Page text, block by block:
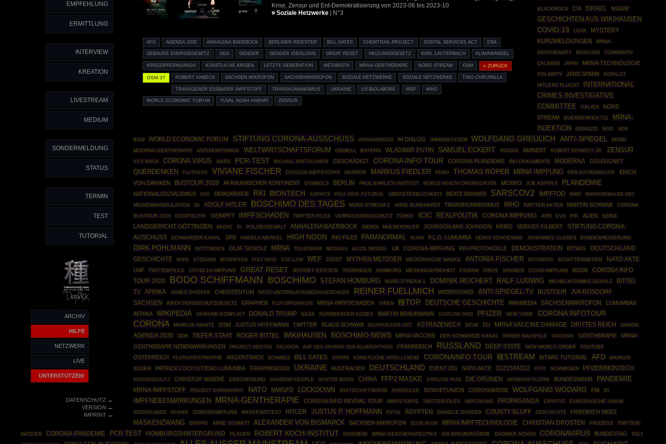
EMPFEHLUNG
ERMITTLUNG
INTERVIEW
KREATION
LIVESTREAM
MEDIUM
SONDERMELDUNG
STATUS
TERMIN
TEST
TUTORIAL
ARCHIV
HILFE
NETZWERK
LIVE
UNTERSTÜTZEN!
DATENSCHUTZ←
VERSION ←
IMPRINT←
Krise, Zensur und Ent-Demokratisierung von 2023-06 bis 2023-10
■ Soziale Hetzwerke| N°3
AFD AGENDA 2030 ANNALENA BAERBOCK BERLINER REGISTER BILL GATES CHEMTRAIL-PROJECT DIGITAL SERVICES ACT DSA
GEBÄUDE ENERGIEGESETZ GEG GENDER GENDER IDEOLOGIE GREAT RESET HEIZUNGSGESETZ KARL LAUTERBACH KLIMAWANDEL
KRIEGSPROPAGANDA KÜNSTLICHE KRISEN LETZTE GENERATION METABIOTA MRNA-GENTHERAPIE NORD STREAM OSM « ZURÜCK
OSM 37 ROBERT HABECK SACHSEN-MIKROFON SACHSENMIKROFON SOZIALE HETZWERKE SOZIALE NETZWERKE TINO CHRUPALLA
TRANSGENER ESSBARER IMPFSTOFF TRANSHUMANISMUS UKRAINE US-BIOLABORE WEF WHO
WORLD ECONOMIC FORUM YUVAL NOAH HARARI ZENSUR
BLACKROCK CIA ISRAEL NSDAP
GESCHICHTEN AUS WIKIHAUSEN
COVID-19 LEAK
MYSTERY
KURZMELDUNGEN
MRNA-
GENTHERAPY
MÜNCHEN
COMIRNATY
CALMING
JAPAN MRNA-TECHNOLOGIE
POLARITY JENS SPAHN
KOPILOT
HITLERS FLUCHT
INTERNATIONAL
CRIMES INVESTIGATIVE
COMMITTEE
ITALIEN
NORD
STREAM
QUERDENKEN 711
MRNA-
INJEKTION
GENOZID NGO NDR
BSW WORLD ECONOMIC FORUM STIFTUNG CORONA-AUSSCHUSS UKRAINEKRIEG IM DIALOG IMMUNSYSTEM WOLFGANG GREULICH ANTI-SPIEGEL
MORD
MODRNA-GENTHERAPIE
ANTISEMITISMUS WELTWIRTSCHAFTSFORUM ORWELL BAYERN WLADIMIR PUTIN SAMUEL ECKERT RUSSIA AMBIENT ROBERT KENNEDY JR. ZENSUR
VCV RACK CORONA VIRUS MARS PCR-TEST MICHAEL KRETSCHMER GESCHÄDIGT CORONA INFO TOUR CORONA-PLANDEMIE RKI-DOKUMENTE MODERNA GELEUGNET
QUERDENKEN FLUTHILFE VIVIANE FISCHER COVID19-IMPFSTOFFE HORROR MARKUS FIEDLER PERU THOMAS RÖPER MRNA IMPFUNG PRÄ-ASTRONAUTIK
ERICH
VON DÄNIKEN
BUSTOUR 2020 AFRIKANISCHER KONTINENT SYMBOLS BERLIN PAUL-EHRLICH INSTITUT WORLD HEALTH ORGANIZATION MEXIKO 大名 ASPHYX PLANDEMIE
NATIONALSOZIALISMUS DIVI DEMOKRATIE RKI BIONTECH ASPHYX POLY GRID TUTORIAL ÜBERSTERBLICHKEIT BEATE BAHNER SARSCOV2 IMPFTOD NWO PARANORMALER ORT
MEDIENMANIPULATION 3G ADOLF HITLER BOSCHIMO DES TAGES NORD STREAM 2 ARNE BURKHARDT TRANSHUMANISMUS WHO TWITTER AKTEN MARTIN SCHWAB
CORONA
BUSTOUR 2020
GEOPOLITIK GEIMPFT IMPFSCHADEN TWITTER FILES VERFASSUNGSSCHUTZ TÜRKEI ICIC REALPOLITIK CORONA IMPFUNG ARD EVD PEI ALIEN SERIE
LANDGERICHT GÖTTINGEN MUSIC KI POLIZEIGEWALT ANNALENA BAERBOCK INDIEN MULDENTALER JOHNSON AND JOHNSON KRIEG SERGEY FILBERT
STIFTUNG CORONA-
AUSCHUSS
SCHWARZER KANAL SPD ANGELA MERKEL HIGH NOON RKI-FILES PARANORMAL KLIMA P.L.O. LUMUMBA HEIKO SCHOENING JOHANNES CLASEN BUNDESREGIERUNG
DIRK POHLMANN GÖTTINGEN OLAF SCHOLZ MRNA TELEGRAM MOSKAU ALICE WEIDEL UK CORONA-IMPFUNG RKI-PROTOKOLLE DEMONSTRATION BITWIG
DEUTSCHLAND
GESCHICHTE
WIEN X7Q5A96 BIOWAFFEN POLY GRID ICIC.LAW WEF GEIST MYTHEN METZGER MEDIZINISCHE MASKE ANTONIA FISCHER METABIOTA SCHATTENWESEN NATO-AKTE
UAP TWITTERFILES COVID-19-IMPFUNG GREAT RESET JEFFREY EPSTEIN THÜRINGEN HOMBURG MEINUNGSFREIHEIT PSIRAM VIRUS SPANIEN COVID-IMPFUNG B0108
CORONA INFO
TOUR 2020
BODO SCHIFFMANN BOSCHIMO STEFAN HOMBURG NORD STREAM 1 DOMINIK REICHERT RALF LUDWIG WILHELM DOMKE-SCHULZ
BITTEL
TV AFRIKA JAMES O'KEEFE CHRISTENTUM NATO UNTERSUCHUNGSAUSSCHUSS REINER FUELLMICH WIDERSTAND ANTI-SPIEGEL-TV BUSTOUR
JVA ROSDORF
SACHSEN
INFEKTIONSSCHUTZGESETZ GRAPHEN FLUTOPFERHILFE MRNA-IMPFSCHADEN VIREN 種TOP DEUTSCHE GESCHICHTE WIKIMEDIA SACHSENMIKROFON
LUMUMBAS
AFRIKA
WIKIPEDIA UKRAINE-KONFLIKT DONALD TRUMP NASA NÜRNBERGER KODEX MARTIN BRAUKMANN DJATLOW PASS PFIZER NEW YORK CORONA INFOTOUR
CORONA MARKUS HAINTZ OSM JUSTUS HOFFMANN TWITTER KLAUS SCHWAB DELPHISCHER ORT ASTRAZENECA SPUK EU MRNA VACCINE DAMAGE DRITTES REICH DÄMON
AGENDA 2030 DDR TIEFER STAAT ROGER BITTEL WIKIHAUSEN BOSCHIMO-NEWS MRNA VACCINE DER SCHWARZE KANAL RAINER MAUSFELD TANZANIA GENTHERAPIE
MRNA-
GENTHERAPIE NEBENWIRKUNGEN
PROJECT VERITAS RELIGION AUF DEN SPUREN DER ALLMÄCHTIGEN FRANKREICH RUSSLAND DEEP STATE NEW WORLD ORDER YOUTUBE
ÖSTERREICH FLUTKATASTROPHE ARGENTINIEN SCHWEIZ BILL GATES ANTIFA KÜNSTLICHE INTELLIGENZ CORONAINFO TOUR 種STREAM BITWIG TUTORIAL AFD
MARKUS
SÖDER
PATRICK LOCH OTIENO LUMUMBA GRAPHENOXID UKRAINE AUSTRALIEN DEUTSCHLAND EVENT 201 NATO AKTE 3121534312 FFP2 SCHWEDEN PFIZERBIONTECH
KINDERSCHUTZ CHRISTOF MISERÉ ERSCHEINUNG SHADOW PEOPLE HUNTER BIDEN CHINA FFP2 MASKE DYATLOW PASS DIE GRÜNEN HERMANN PLOPPA BUNDESWEHR PANDEMIE
MRNA-IMPFSTOFF PROJECT DARKKNIGHT NATO MWGFD LOCKDOWN WIRTSCHAFTSKRISE AHRWEILER SOWJETUNION CORONAKRISE WOLFGANG WODARG FBI 2G
IMPFNEBENWIRKUNGEN MRNA-GENTHERAPIE CORONA INFO REVIVAL TOUR IMPFSTOFFE TWITTER-FILES IMPFZWANG PROPAGANDA CRYPTIC EUROPÄISCHE UNION
NIEDERLANDE WUHAN CORONAIMPFUNG MASKENATTEST HITLER JUSTUS P. HOFFMANN PUTIN ÄGYPTEN DANIELE GANSER COUNTY BLUFF GESCHICHTE FRIEDRICH MERZ
MASKENZWANG GRIPPE ARNE SCHMITT ALEXANDER VON BISMARCK SACHSEN-MIKROFON ELON MUSK MRNA IMPFTECHNOLOGIE CHRISTIAN DROSTEN PROZESS
TWITTER-
DATEIEN
CORONA-PANDEMIE PCR TEST HOMBURGSHINTERGRUND PLAUEN ROBERT KOCH-INSTITUT SINSHEIM MRNA-GENTHERAPEUTIKA JVA BREMERVÖRDE DAGMAR SCHÖN CORONAVIRUS BUNDESTAG
POLY